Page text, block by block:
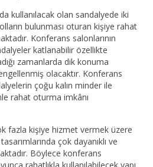
kullanılacak olan sandalyede iki
bulunması oturan kişiye rahat
Konferans salonlarının
katlanabilir özellikte
zamanlarda dik konuma
olacaktır. Konferans
çoğu kalın minder ile
rahat oturma imkânı
fazla kişiye hizmet vermek üzere
çok dayanıklı ve
Böylece konferans